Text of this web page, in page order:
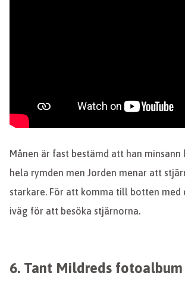
Månen är fast bestämd att han minsann
hela rymden men Jorden menar att
starkare. För att komma till botten med
iväg för att besöka stjärnorna.
6. Tant Mildreds fotoalbum